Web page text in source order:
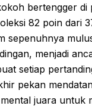
bertengger
82 poin dari
sepenuhnya
menjadi
setiap
pekan
juara untuk